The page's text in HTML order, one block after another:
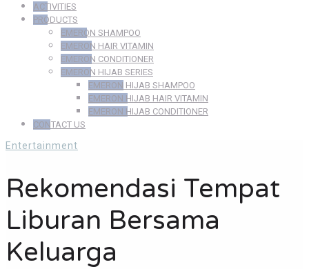
ACTIVITIES
PRODUCTS
EMERON SHAMPOO
EMERON HAIR VITAMIN
EMERON CONDITIONER
EMERON HIJAB SERIES
EMERON HIJAB SHAMPOO
EMERON HIJAB HAIR VITAMIN
EMERON HIJAB CONDITIONER
CONTACT US
Entertainment
Rekomendasi Tempat
Liburan Bersama
Keluarga